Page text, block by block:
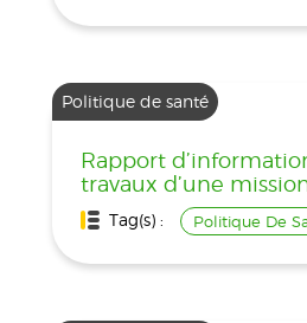
Politique de santé
Rapport
travaux d’une
Tag(s) : Politique De